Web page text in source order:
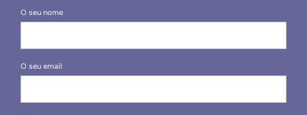
O seu nome
O seu email